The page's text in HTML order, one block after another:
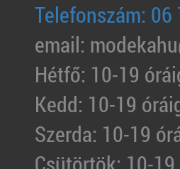
Telefonszám:
email:
Hétfő: 10-19
Kedd: 10-19
Szerda: 10-19